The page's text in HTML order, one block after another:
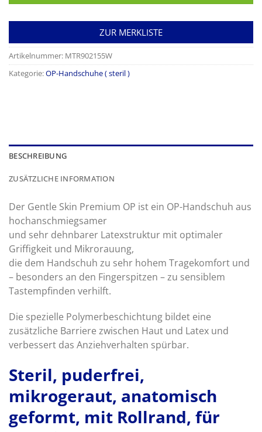
ZUR MERKLISTE
Artikelnummer: MTR902155W
Kategorie:OP-Handschuhe ( steril )
BESCHREIBUNG
ZUSÄTZLICHE INFORMATION
Der Gentle Skin Premium OP ist ein OP-Handschuh aus
hochanschmiegsamer
und sehr dehnbarer Latexstruktur mit optimaler
Griffigkeit und Mikrorauung,
die dem Handschuh zu sehr hohem Tragekomfort und
– besonders an den Fingerspitzen – zu sensiblem
Tastempfinden verhilft.
Die spezielle Polymerbeschichtung bildet eine
zusätzliche Barriere zwischen Haut und Latex und
verbessert das Anziehverhalten spürbar.
Steril, puderfrei,
mikrogeraut, anatomisch
geformt, mit Rollrand, für